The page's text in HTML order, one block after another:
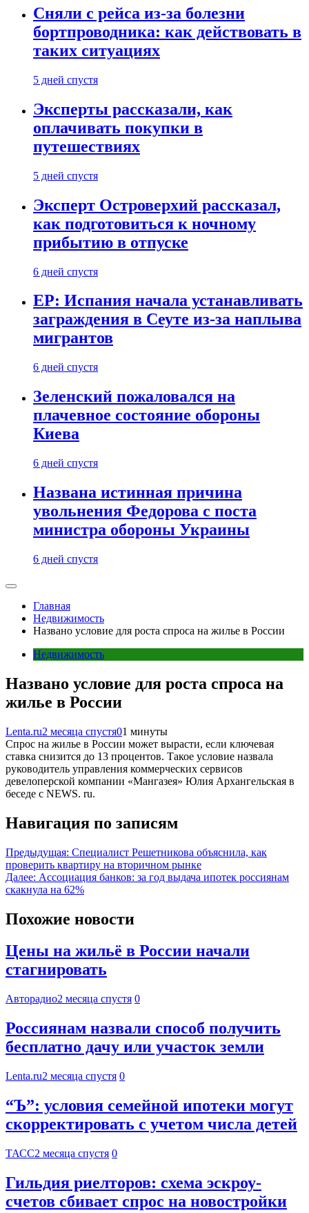
Сняли с рейса из-за болезни
бортпроводника: как действовать в
таких ситуациях
5 дней спустя
Эксперты рассказали, как
оплачивать покупки в
путешествиях
5 дней спустя
Эксперт Островерхий рассказал,
как подготовиться к ночному
прибытию в отпуске
6 дней спустя
EP: Испания начала устанавливать
заграждения в Сеуте из-за наплыва
мигрантов
6 дней спустя
Зеленский пожаловался на
плачевное состояние обороны
Киева
6 дней спустя
Названа истинная причина
увольнения Федорова с поста
министра обороны Украины
6 дней спустя
Главная
Недвижимость
Названо условие для роста спроса на жилье в России
Недвижимость
Названо условие для роста спроса на
жилье в России
Lenta.ru2 месяца спустя01 минуты
Спрос на жилье в России может вырасти, если ключевая
ставка снизится до 13 процентов. Такое условие назвала
руководитель управления коммерческих сервисов
девелоперской компании «Мангазея» Юлия Архангельская в
беседе с NEWS. ru.
Навигация по записям
Предыдущая: Специалист Решетникова объяснила, как
проверить квартиру на вторичном рынке
Далее: Ассоциация банков: за год выдача ипотек россиянам
скакнула на 62%
Похожие новости
Цены на жильё в России начали
стагнировать
Авторадио2 месяца спустя 0
Россиянам назвали способ получить
бесплатно дачу или участок земли
Lenta.ru2 месяца спустя 0
“Ъ”: условия семейной ипотеки могут
скорректировать с учетом числа детей
ТАСС2 месяца спустя 0
Гильдия риелторов: схема эскроу-
счетов сбивает спрос на новостройки